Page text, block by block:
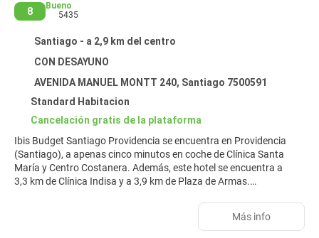
8
Bueno
5435
Santiago - a 2,9 km del centro
CON DESAYUNO
AVENIDA MANUEL MONTT 240, Santiago 7500591
Standard Habitacion
Cancelación gratis de la plataforma
Ibis Budget Santiago Providencia se encuentra en Providencia
(Santiago), a apenas cinco minutos en coche de Clínica Santa
María y Centro Costanera. Además, este hotel se encuentra a
3,3 km de Clínica Indisa y a 3,9 km de Plaza de Armas.
Aprovecha los prácticos servicios que se te ofrecen, como
conexión a Internet wifi gratis, servicios de conserjería o un salón
Más info